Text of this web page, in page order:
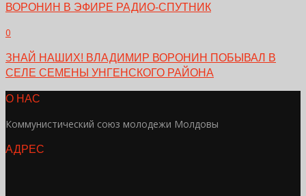
ВОРОНИН В ЭФИРЕ РАДИО-СПУТНИК
0
ЗНАЙ НАШИХ! ВЛАДИМИР ВОРОНИН ПОБЫВАЛ В
СЕЛЕ СЕМЕНЫ УНГЕНСКОГО РАЙОНА
О НАС
Коммунистический союз молодежи Молдовы
АДРЕС